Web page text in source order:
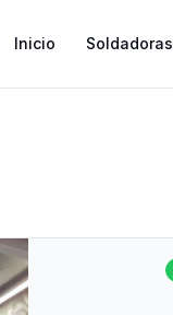
Inicio Soldadoras